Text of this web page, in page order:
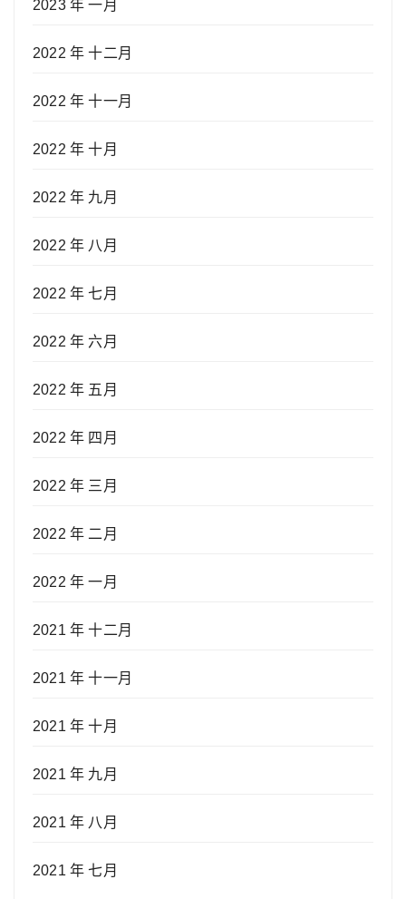
2023 年 一月
2022 年 十二月
2022 年 十一月
2022 年 十月
2022 年 九月
2022 年 八月
2022 年 七月
2022 年 六月
2022 年 五月
2022 年 四月
2022 年 三月
2022 年 二月
2022 年 一月
2021 年 十二月
2021 年 十一月
2021 年 十月
2021 年 九月
2021 年 八月
2021 年 七月